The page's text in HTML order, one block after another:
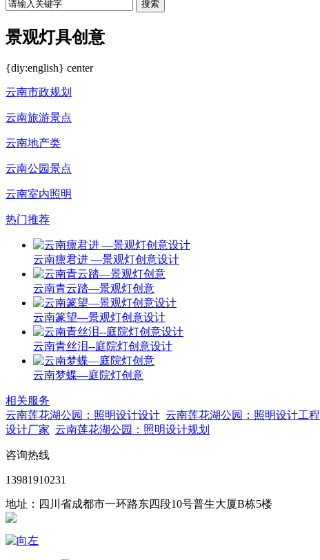
搜索
景观灯具创意
{diy:english} center
云南市政规划
云南旅游景点
云南地产类
云南公园景点
云南室内照明
热门推荐
云南癝君进 —景观灯创意设计
云南青云踏—景观灯创意
云南篆望—景观灯创意设计
云南青丝泪--庭院灯创意设计
云南梦蝶—庭院灯创意
相关服务
云南莲花湖公园：照明设计设计 云南莲花湖公园：照明设计工程
设计厂家 云南莲花湖公园：照明设计规划
咨询热线
13981910231
地址：四川省成都市一环路东四段10号普生大厦B栋5楼